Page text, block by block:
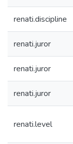
renati.discipline
renati.juror
renati.juror
renati.juror
renati.level